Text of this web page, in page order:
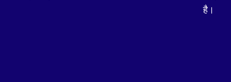
है।